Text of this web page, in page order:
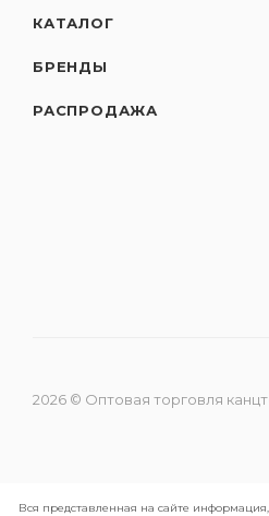
КАТАЛОГ
БРЕНДЫ
РАСПРОДАЖА
2026 © Оптовая торговля
Вся представленная на сайте